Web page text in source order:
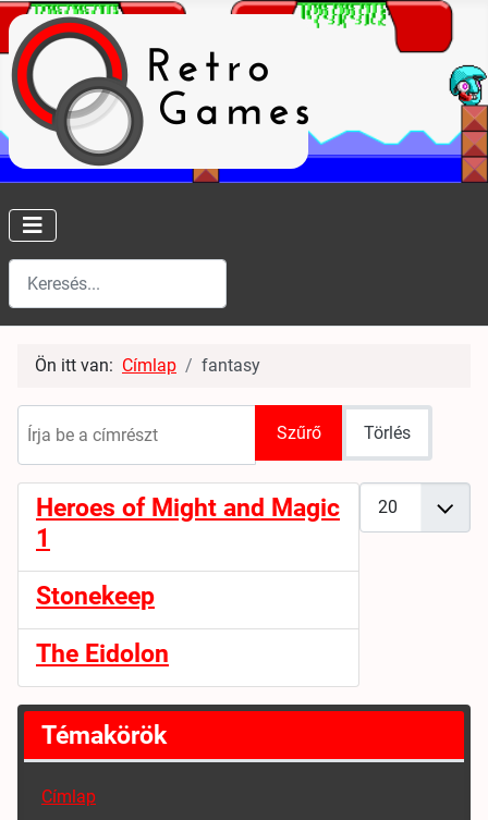
Keresés
Ön itt van: Címlap fantasy
Szűrő Törlés
Heroes of Might and Magic
1
Stonekeep
The Eidolon
Témakörök
Címlap